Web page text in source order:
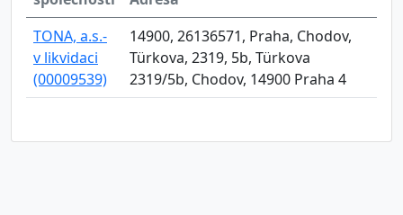
TONA, a.s.-
v likvidaci
(00009539)
14900, 26136571, Praha, Chodov,
Türkova, 2319, 5b, Türkova
2319/5b, Chodov, 14900 Praha 4